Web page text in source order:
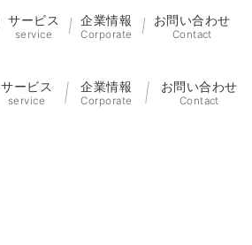
サービス
service
企業情報
Corporate
お問い合わせ
Contact
サービス
service
企業情報
Corporate
お問い合わせ
Contact